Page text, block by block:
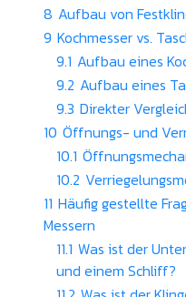
8 Aufbau von
9 Kochmesser vs.
9.1 Aufbau eines
9.2 Aufbau eines
9.3 Direkter
10 Öffnungs- und
10.1
10.2
11 Häufig gestellte
Messern
11.1 Was ist der
und einem Schliff?